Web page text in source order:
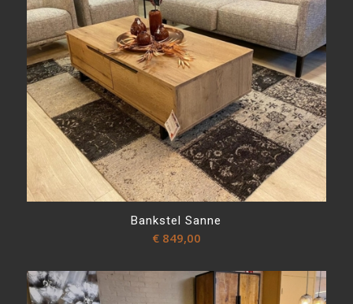
Bankstel Sanne
€849,00